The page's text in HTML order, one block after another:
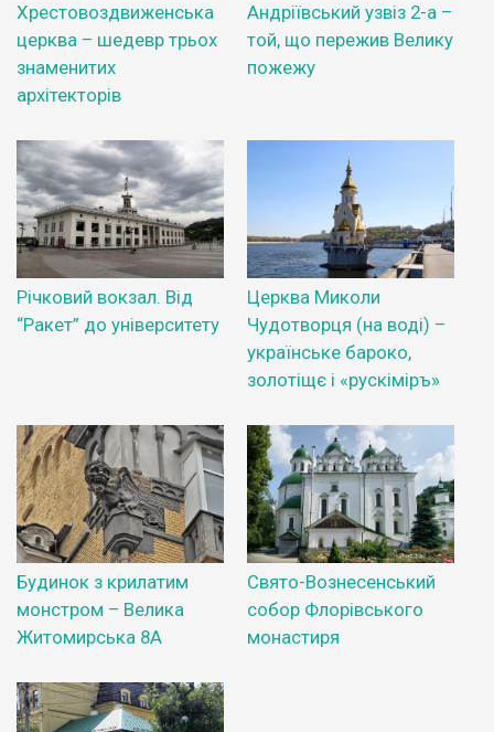
Хрестовоздвиженська
церква – шедевр трьох
знаменитих
архітекторів
Андріївський узвіз 2-а –
той, що пережив Велику
пожежу
Річковий вокзал. Від
“Ракет” до університету
Церква Миколи
Чудотворця (на воді) –
українське бароко,
золотіщє і «рускіміръ»
Будинок з крилатим
монстром – Велика
Житомирська 8А
Свято-Вознесенський
собор Флорівського
монастиря